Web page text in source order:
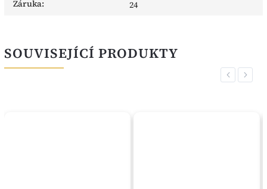
Záruka: 24
SOUVISEJÍCÍ PRODUKTY
Previous
Next